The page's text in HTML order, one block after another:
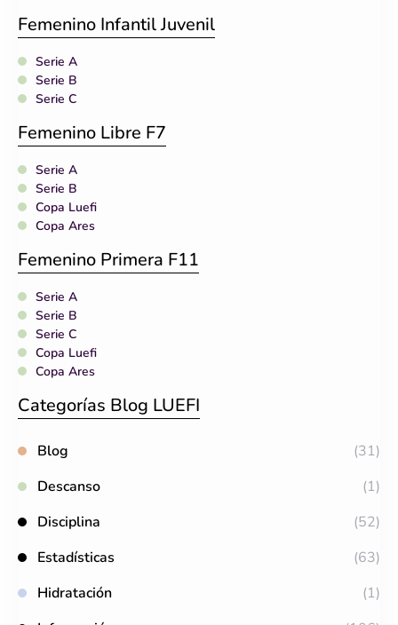
Femenino Infantil Juvenil
Serie A
Serie B
Serie C
Femenino Libre F7
Serie A
Serie B
Copa Luefi
Copa Ares
Femenino Primera F11
Serie A
Serie B
Serie C
Copa Luefi
Copa Ares
Categorías Blog LUEFI
Blog
(31)
Descanso
(1)
Disciplina
(52)
Estadísticas
(63)
Hidratación
(1)